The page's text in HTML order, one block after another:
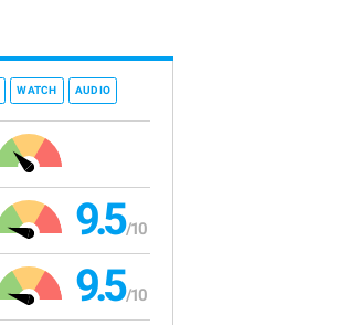
WATCH AUDIO
9.5
9.5